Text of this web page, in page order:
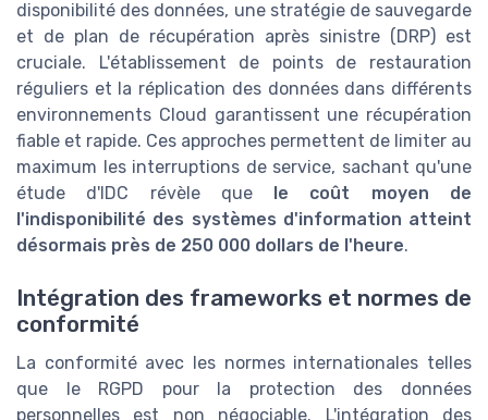
disponibilité des données, une stratégie de sauvegarde
et de plan de récupération après sinistre (DRP) est
cruciale. L'établissement de points de restauration
réguliers et la réplication des données dans différents
environnements Cloud garantissent une récupération
fiable et rapide. Ces approches permettent de limiter au
maximum les interruptions de service, sachant qu'une
étude d'IDC révèle que le coût moyen de
l'indisponibilité des systèmes d'information atteint
désormais près de 250 000 dollars de l'heure.
Intégration des frameworks et normes de
conformité
La conformité avec les normes internationales telles
que le RGPD pour la protection des données
personnelles est non négociable. L'intégration des